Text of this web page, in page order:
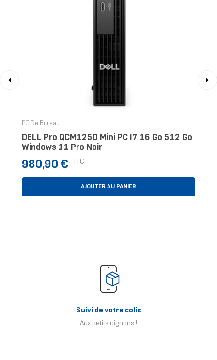
PC De Bureau
DELL Pro QCM1250 Mini PC I7 16 Go 512 Go
Windows 11 Pro Noir
Prix
980,90 € TTC
AJOUTER AU PANIER
Suivi de votre colis
Aux petits oignons !